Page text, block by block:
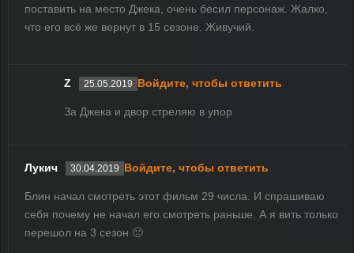
поставить на место Джека, очень бесил персонаж. Жалко,
что его всё же вернут в 15 сезоне. Живучий.
Z 25.05.2019 Войдите, чтобы ответить
За Джека и двор стреляю в упор
Лукич 30.04.2019 Войдите, чтобы ответить
Блин начал смотреть этот фильм 29 числа. И спрашиваю
себя почему не начал его смотреть раньше. А я вить только
перешол на 3 сезон 🙁